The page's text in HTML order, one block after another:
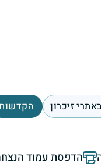
זיכרון
הדפסת עמוד